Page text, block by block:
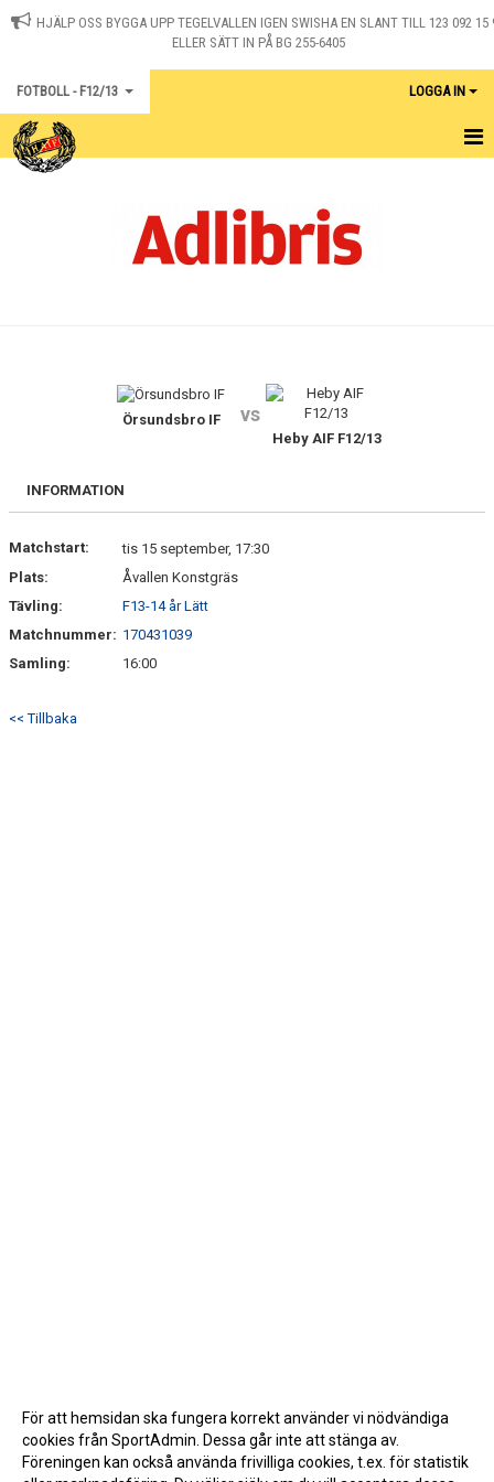
HJÄLP OSS BYGGA UPP TEGELVALLEN IGEN SWISHA EN SLANT TILL 123 092 15
ELLER SÄTT IN PÅ BG 255-6405
FOTBOLL - F12/13 LOGGA IN
Örsundsbro IF vs
Heby AIF F12/13
INFORMATION
Matchstart:
tis 15 september, 17:30
Plats:
Åvallen Konstgräs
Tävling:
F13-14 år Lätt
Matchnummer: 170431039
Samling:
16:00
<< Tillbaka
För att hemsidan ska fungera korrekt använder vi nödvändiga
cookies från SportAdmin. Dessa går inte att stänga av.
Föreningen kan också använda frivilliga cookies, t.ex. för statistik